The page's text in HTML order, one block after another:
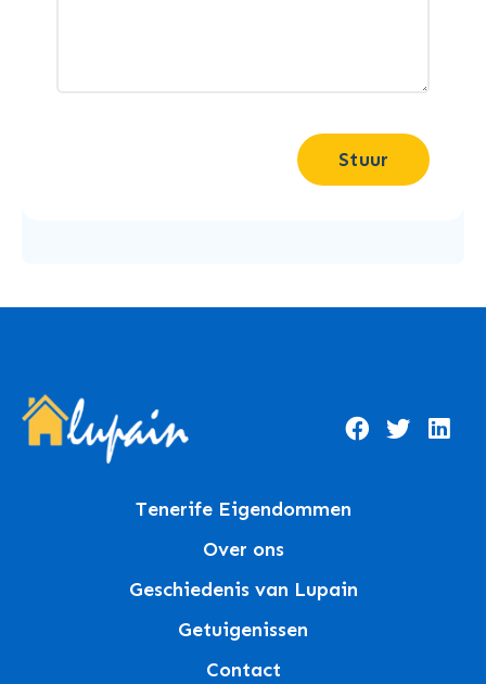
Stuur
Tenerife Eigendommen
Over ons
Geschiedenis van Lupain
Getuigenissen
Contact